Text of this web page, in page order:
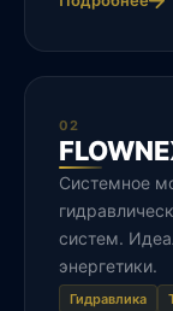
02
Системное
систем.
энергетики.
Гидравлика